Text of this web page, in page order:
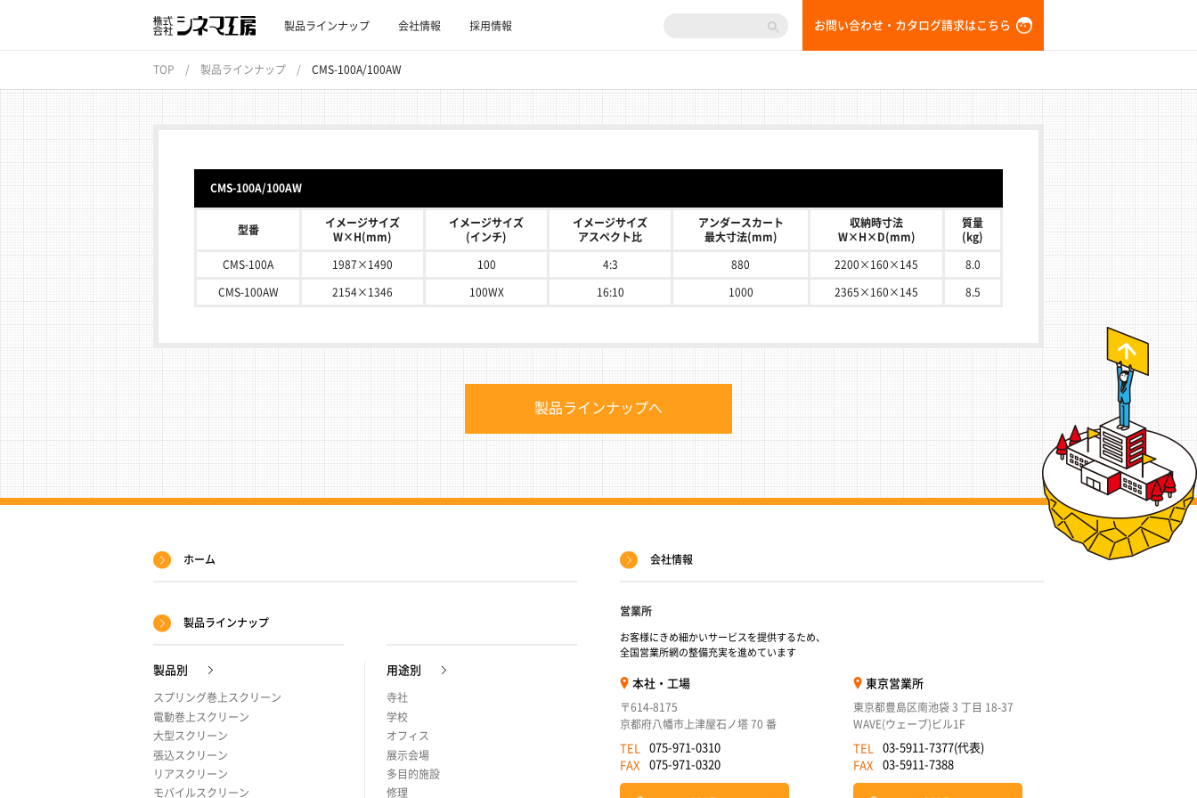
製品ラインナップ 会社情報 採用情報 お問い合わせ・カタログ請求はこちら
TOP 製品ラインナップ CMS-100A/100AW
CMS-100A/100AW
型番
イメージサイズ
W×H(mm)
イメージサイズ
(インチ)
イメージサイズ
アスペクト比
アンダースカート
最大寸法(mm)
収納時寸法
W×H×D(mm)
質量
(kg)
CMS-100A 1987×1490 100 4:3 880 2200×160×145 8.0
CMS-100AW 2154×1346 100WX 16:10 1000 2365×160×145 8.5
製品ラインナップへ
サ
マ
プ
ホーム
製品ラインナップ
製品別
スプリング巻上スクリーン
電動巻上スクリーン
大型スクリーン
張込スクリーン
リアスクリーン
モバイルスクリーン
用途別
寺社
学校
オフィス
展示会場
多目的施設
修理
会社情報
営業所
お客様にきめ細かいサービスを提供するため、
全国営業所網の整備充実を進めています
本社・工場
〒614-8175
京都府八幡市上津屋石ノ塔 70 番
TEL
075-971-0310
FAX
075-971-0320
東京営業所
東京都豊島区南池袋 3 丁目 18-37
WAVE(ウェーブ)ビル1F
TEL
03-5911-7377(代表)
FAX
03-5911-7388